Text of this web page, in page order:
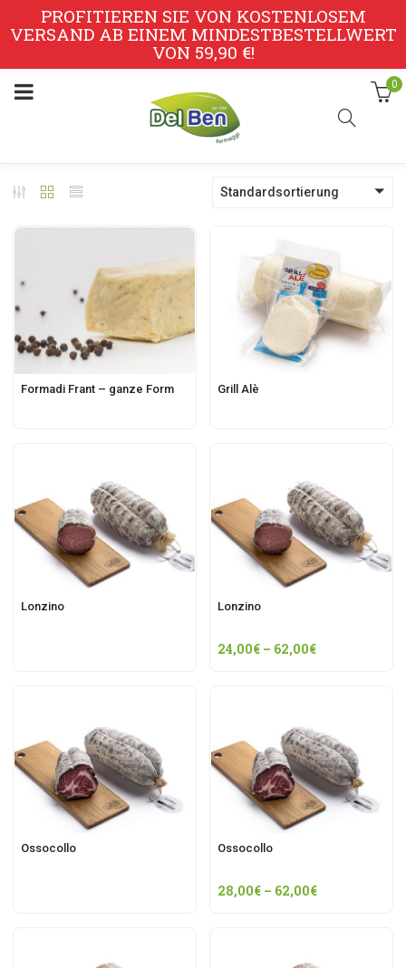
PROFITIEREN SIE VON KOSTENLOSEM
VERSAND AB EINEM MINDESTBESTELLWERT
VON 59,90 €!
0
Standardsortierung
Formadi Frant – ganze Form Grill Alè
Lonzino Lonzino
24,00€ – 62,00€
Ossocollo Ossocollo
28,00€ – 62,00€